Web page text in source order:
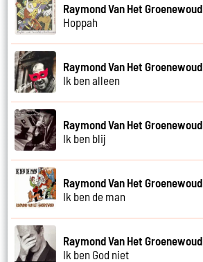
Raymond Van Het Groenewoud
Hoppah
Raymond Van Het Groenewoud
Ik ben alleen
Raymond Van Het Groenewoud
Ik ben blij
Raymond Van Het Groenewoud
Ik ben de man
Raymond Van Het Groenewoud
Ik ben God niet